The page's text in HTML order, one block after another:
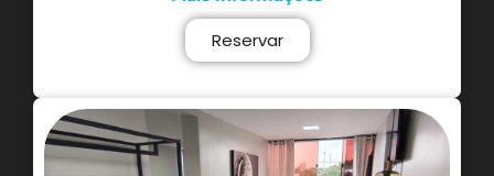
Reservar